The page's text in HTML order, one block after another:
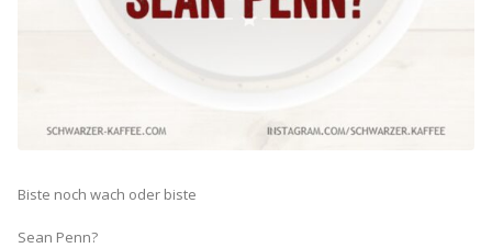
Biste noch wach oder biste
Sean Penn?